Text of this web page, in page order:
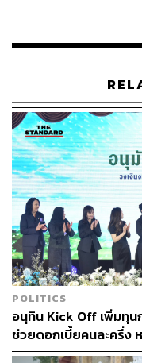
ในพื้นที่ เพื่อจัดระเบีย
ไม่ได้ลงรายละเอียด ม
เมื่อผู้สื่อข่าวถามว่า ผ
ศึก เลขา สมช. กล่าวว่
เน้นย้ำแค่ 4 ข้อหลัก ซึ่ง
ละเอียดมาก
ตั้งคณะผู้แทนพิเ
ใต้
นอกจากนี้ ที่ประชุมได้
โดยมีแนวความคิดเป็น
POLITICS
อนุทิน Kick Off เพิ่มทุ
ช่วยดอกเบี้ยคนละครึ่ง